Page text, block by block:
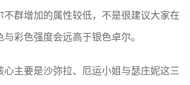
不群增加的属性较低，不是很建议大家在
彩色强度会远高于银色卓尔。
心主要是沙弥拉、厄运小姐与瑟庄妮这三